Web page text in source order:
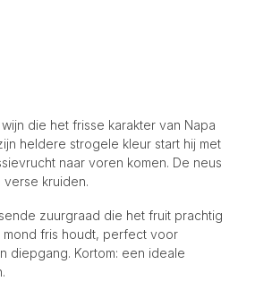
die het frisse karakter van Napa
heldere strogele kleur start hij met
naar voren komen. De neus
kruiden.
zuurgraad die het fruit prachtig
mond fris houdt, perfect voor
diepgang. Kortom: een ideale